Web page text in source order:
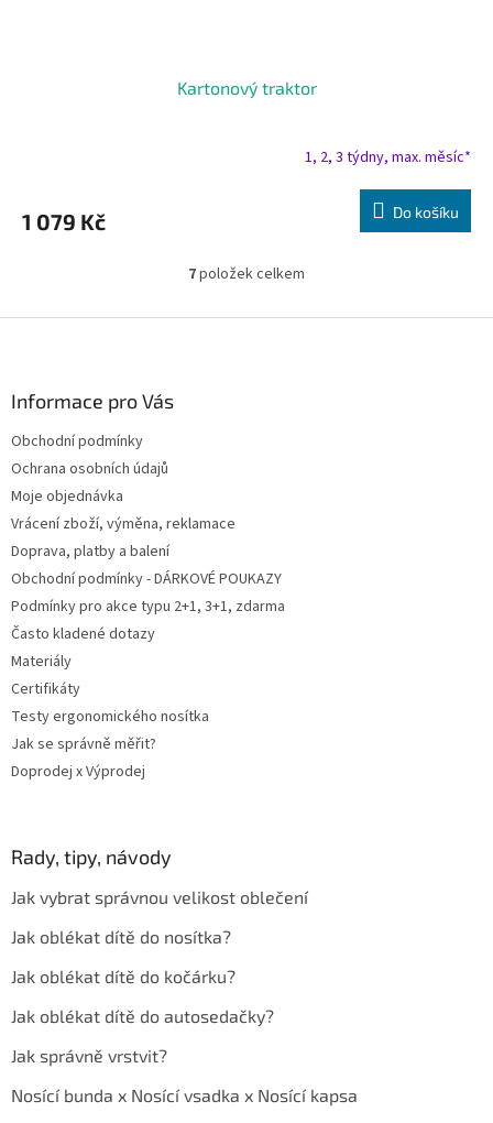
Kartonový traktor
1, 2, 3 týdny, max. měsíc*
1 079 Kč Do košíku
O
l
ý
p
i
7položek celkem
Informace pro Vás
Obchodní podmínky
Ochrana osobních údajů
Moje objednávka
Vrácení zboží, výměna, reklamace
Doprava, platby a balení
Obchodní podmínky - DÁRKOVÉ POUKAZY
Podmínky pro akce typu 2+1, 3+1, zdarma
Často kladené dotazy
Materiály
Certifikáty
Testy ergonomického nosítka
Jak se správně měřit?
Doprodej x Výprodej
Rady, tipy, návody
Jak vybrat správnou velikost oblečení
Jak oblékat dítě do nosítka?
Jak oblékat dítě do kočárku?
Jak oblékat dítě do autosedačky?
Jak správně vrstvit?
Nosící bunda x Nosící vsadka x Nosící kapsa